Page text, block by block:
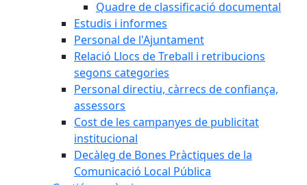
Quadre de classificació documental
Estudis i informes
Personal de l'Ajuntament
Relació Llocs de Treball i retribucions
segons categories
Personal directiu, càrrecs de confiança,
assessors
Cost de les campanyes de publicitat
institucional
Decàleg de Bones Pràctiques de la
Comunicació Local Pública